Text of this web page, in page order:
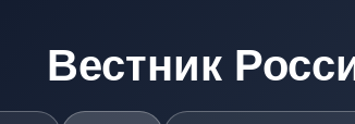
Вестник